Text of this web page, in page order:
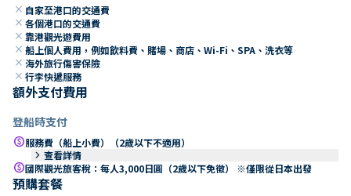
close 自家至港口的交通費
close 各個港口的交通費
close 靠港觀光遊費用
close 船上個人費用，例如飲料費、賭場、商店、Wi-Fi、SPA、洗衣等
close 海外旅行傷害保險
close 行李快遞服務
額外支付費用
登船時支付
paid服務費（船上小費）（2歲以下不適用）
keyboard_arrow_right 查看詳情
paid國際觀光旅客稅：每人3,000日圓（2歲以下免徵） ※僅限從日本出發
預購套餐